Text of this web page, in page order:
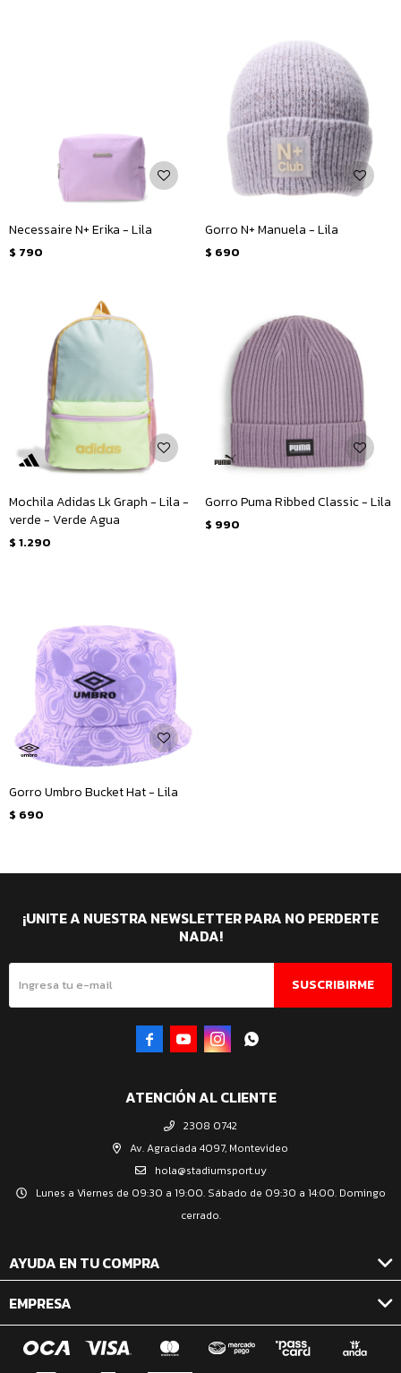
Necessaire N+ Erika - Lila
$ 790
Gorro N+ Manuela - Lila
$ 690
Mochila Adidas Lk Graph - Lila -
verde - Verde Agua
$ 1.290
Gorro Puma Ribbed Classic - Lila
$ 990
Gorro Umbro Bucket Hat - Lila
$ 690
ATENCIÓN AL CLIENTE
2308 0742
Av. Agraciada 4097, Montevideo
hola@stadiumsport.uy
Lunes a Viernes de 09:30 a 19:00. Sábado de 09:30 a 14:00. Domingo
cerrado.
AYUDA EN TU COMPRA
EMPRESA
¡UNITE A NUESTRA NEWSLETTER PARA NO PERDERTE
NADA!
SUSCRIBIRME
   